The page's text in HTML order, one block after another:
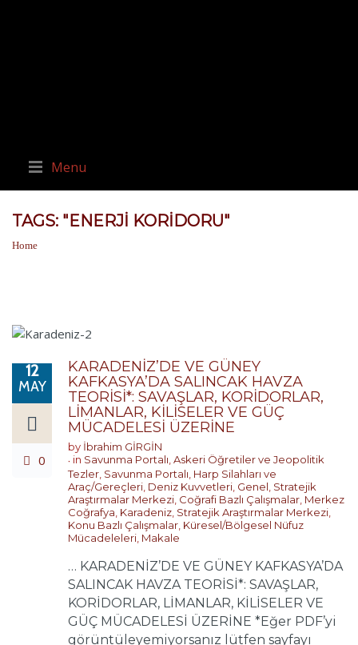
Menu
TAGS: "ENERJI KORIDORU"
Home
12
MAY
0
KARADENİZ’DE VE GÜNEY
KAFKASYA’DA SALINCAK HAVZA
TEORİSİ*: SAVAŞLAR, KORİDORLAR,
LİMANLAR, KİLİSELER VE GÜÇ
MÜCADELESİ ÜZERİNE
by İbrahim GİRGİN
in Savunma Portalı,Askeri Öğretiler ve Jeopolitik
Tezler, Savunma Portalı, Harp Silahları ve
Araç/Gereçleri, Deniz Kuvvetleri, Genel, Stratejik
Araştırmalar Merkezi, Coğrafi Bazlı Çalışmalar, Merkez
Coğrafya, Karadeniz, Stratejik Araştırmalar Merkezi,
Konu Bazlı Çalışmalar, Küresel/Bölgesel Nüfuz
Mücadeleleri, Makale
… KARADENİZ’DE VE GÜNEY KAFKASYA’DA
SALINCAK HAVZA TEORİSİ*: SAVAŞLAR,
KORİDORLAR, LİMANLAR, KİLİSELER VE
GÜÇ MÜCADELESİ ÜZERİNE *Eğer PDF’yi
görüntüleyemiyorsanız lütfen sayfayı